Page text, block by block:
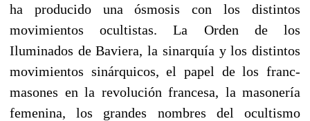
ha producido una ósmosis con los distintos
movimientos ocultistas. La Orden de los
Iluminados de Baviera, la sinarquía y los distintos
movimientos sinárquicos, el papel de los franc-
masones en la revolución francesa, la masonería
femenina, los grandes nombres del ocultismo